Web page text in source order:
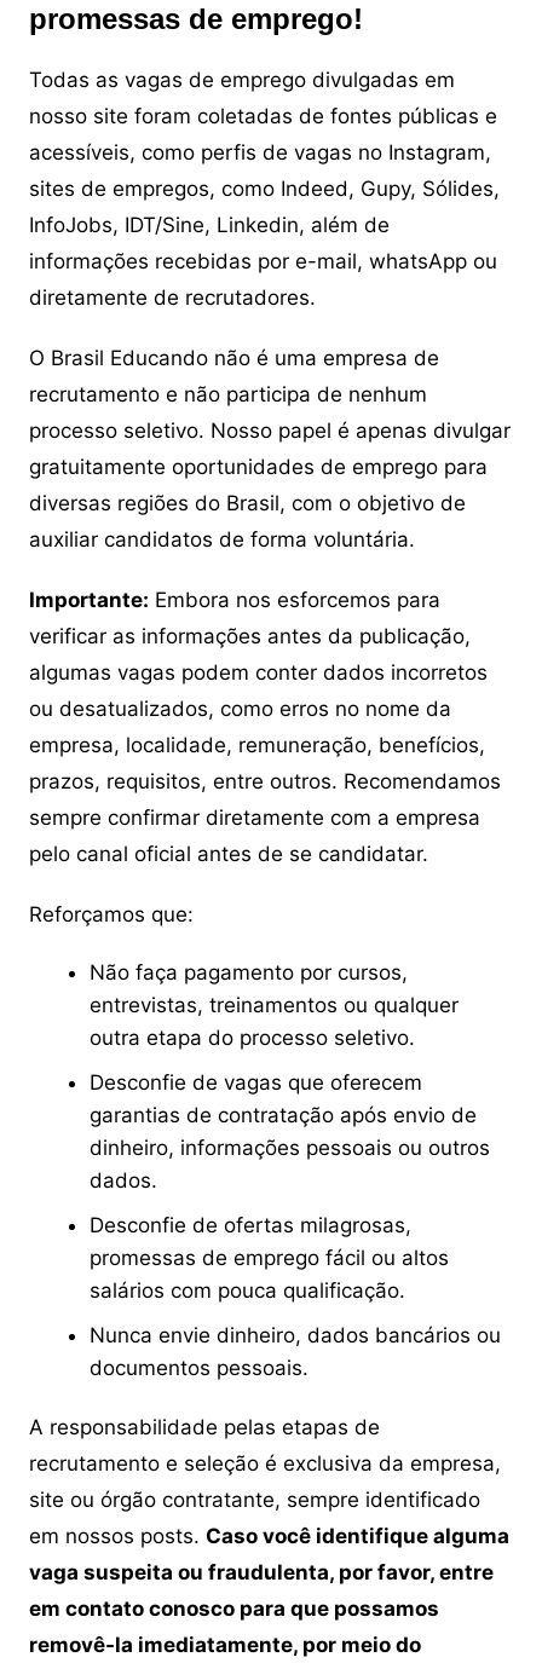
promessas de emprego!
Todas as vagas de emprego divulgadas em
nosso site foram coletadas de fontes públicas e
acessíveis, como perfis de vagas no Instagram,
sites de empregos, como Indeed, Gupy, Sólides,
InfoJobs, IDT/Sine, Linkedin, além de
informações recebidas por e-mail, whatsApp ou
diretamente de recrutadores.
O Brasil Educando não é uma empresa de
recrutamento e não participa de nenhum
processo seletivo. Nosso papel é apenas divulgar
gratuitamente oportunidades de emprego para
diversas regiões do Brasil, com o objetivo de
auxiliar candidatos de forma voluntária.
Importante: Embora nos esforcemos para
verificar as informações antes da publicação,
algumas vagas podem conter dados incorretos
ou desatualizados, como erros no nome da
empresa, localidade, remuneração, benefícios,
prazos, requisitos, entre outros. Recomendamos
sempre confirmar diretamente com a empresa
pelo canal oficial antes de se candidatar.
Reforçamos que:
Não faça pagamento por cursos,
entrevistas, treinamentos ou qualquer
outra etapa do processo seletivo.
Desconfie de vagas que oferecem
garantias de contratação após envio de
dinheiro, informações pessoais ou outros
dados.
Desconfie de ofertas milagrosas,
promessas de emprego fácil ou altos
salários com pouca qualificação.
Nunca envie dinheiro, dados bancários ou
documentos pessoais.
A responsabilidade pelas etapas de
recrutamento e seleção é exclusiva da empresa,
site ou órgão contratante, sempre identificado
em nossos posts. Caso você identifique alguma
vaga suspeita ou fraudulenta, por favor, entre
em contato conosco para que possamos
removê-la imediatamente, por meio do